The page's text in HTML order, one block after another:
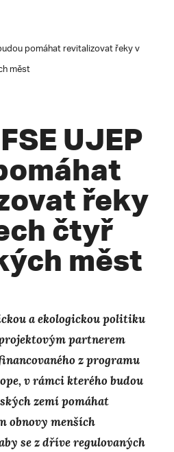
pomáhat revitalizovat řeky v
měst
UJEP
řeky
čtyř
měst
a ekologickou politiku
partnerem
z programu
v rámci kterého budou
zemí pomáhat
obnovy menších
se z dříve regulovaných